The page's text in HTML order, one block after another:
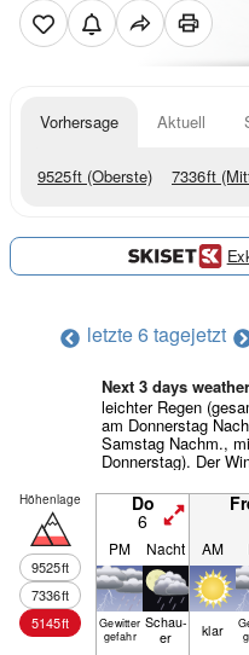
Vorhersage Aktuell
9525ft (Oberste) 7336ft
letzte 6 tagejetzt
Next 3 days
leichter Regen
am Donnerstag
Samstag Nachm.,
Donnerstag). Der
Höhenlage
9525ft
7336ft
5145ft
Do
6
PM Nacht AM
Gewitter
gefahr
Schau­
er klar